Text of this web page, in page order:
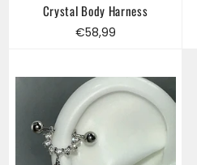
Crystal Body Harness
Regular
€58,99